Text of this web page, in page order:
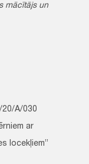
mācītājs un
20/A/030
ar
locekļiem”